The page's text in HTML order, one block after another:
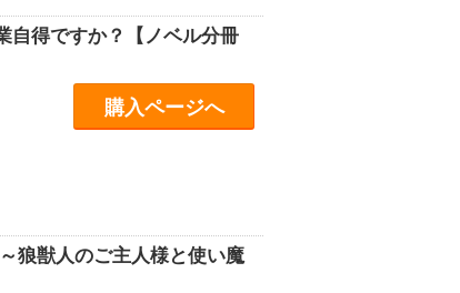
自得ですか？【ノベル分冊
購入ページへ
狼獣人のご主人様と使い魔